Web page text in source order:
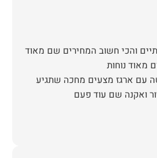
והכי חשוב המחירים שם מאוד
עם ארגז מצעים מחכה שתגיע
ואקנה שם עוד פעם